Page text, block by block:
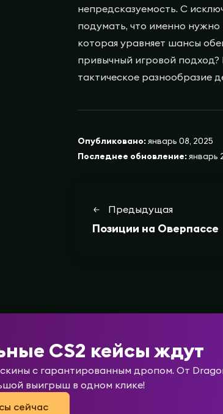
непредсказуемость. С
подумать, что именно
которая уравняет шансы
привычный игровой подход?
тактическое разнообразие
Опубликовано:январь 08, 2025
Последнее обновление:январь
Предыдущая
Позиции на Оверпассе
CS2 кейсы ждут
с гарантированным дропом. От
выигрыш в одном клике!
сейчас